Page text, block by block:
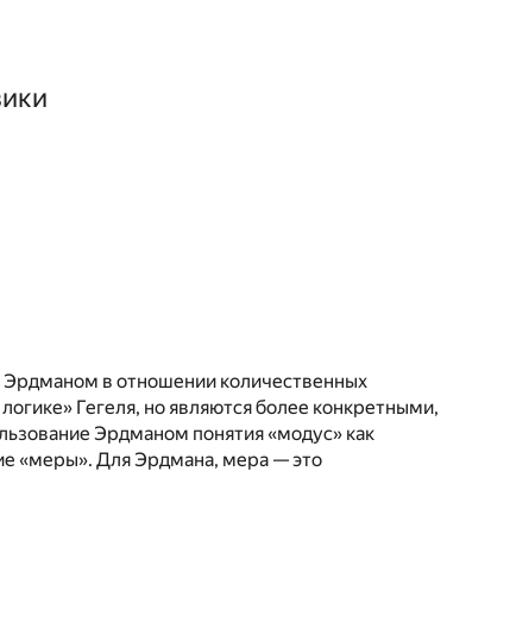
Эрдманом в отношении количественных
Гегеля, но являются более конкретными,
Эрдманом понятия «модус» как
«меры». Для Эрдмана, мера — это